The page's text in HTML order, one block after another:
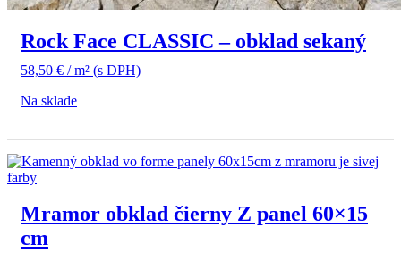
Rock Face CLASSIC – obklad sekaný
58,50 € / m² (s DPH)
Na sklade
Mramor obklad čierny Z panel 60×15
cm